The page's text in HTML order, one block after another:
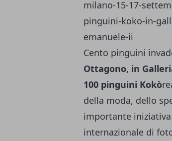
Cento pinguini
Ottagono, in
100 pinguini Kokò
della moda, dello
importante
internazionale di